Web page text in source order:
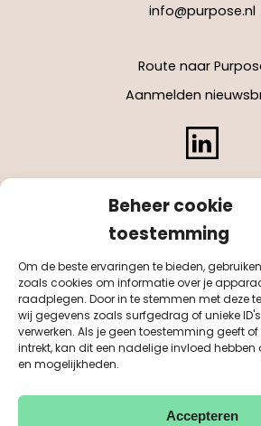
Beheer cookie
toestemming
Om de beste ervaringen te bieden,
zoals cookies om informatie over je
raadplegen. Door in te stemmen met deze
wij gegevens zoals surfgedrag of unieke
verwerken. Als je geen toestemming geeft
intrekt, kan dit een nadelige invloed
en mogelijkheden.
Accepteren
info@purpose.nl
Route naar
Aanmelden
KvK 55041884 BTW